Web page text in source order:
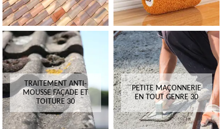
TRAITEMENT ANTI-
MOUSSE FAÇADE ET
TOITURE 30
PETITE MAÇONNERIE
EN TOUT GENRE 30